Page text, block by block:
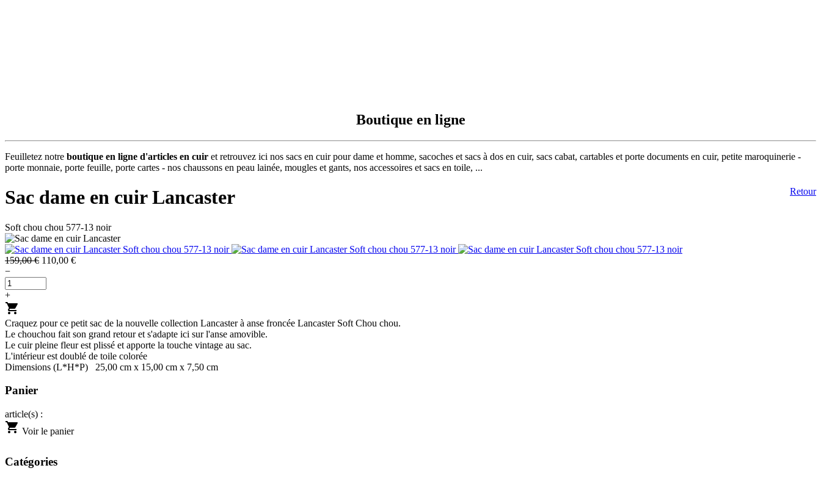
Boutique en ligne
Feuilletez notre boutique en ligne d'articles en cuir et retrouvez ici nos sacs en cuir pour dame et homme, sacoches et sacs à dos en cuir, sacs cabat, cartables et porte documents en cuir, petite maroquinerie -
porte monnaie, porte feuille, porte cartes - nos chaussons en peau lainée, mougles et gants, nos accessoires et sacs en toile, ...
Retour
Sac dame en cuir Lancaster
Soft chou chou 577-13 noir
159,00 € 110,00 €
−
+
shopping_cart
Craquez pour ce petit sac de la nouvelle collection Lancaster à anse froncée Lancaster Soft Chou chou.
Le chouchou fait son grand retour et s'adapte ici sur l'anse amovible.
Le cuir pleine fleur est plissé et apporte la touche vintage au sac.
L'intérieur est doublé de toile colorée
Dimensions (L*H*P) 25,00 cm x 15,00 cm x 7,50 cm
Panier
article(s) :
shopping_cart Voir le panier
Catégories